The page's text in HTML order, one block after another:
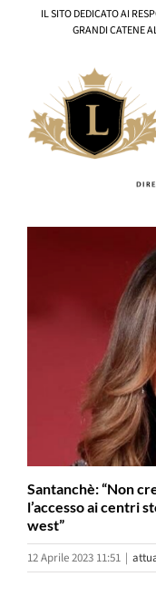
IL SITO DEDICATO AI
GRANDI CATENE
Santanchè: “Non
l’accesso ai centri
west”
12 Aprile 2023 11:51 |